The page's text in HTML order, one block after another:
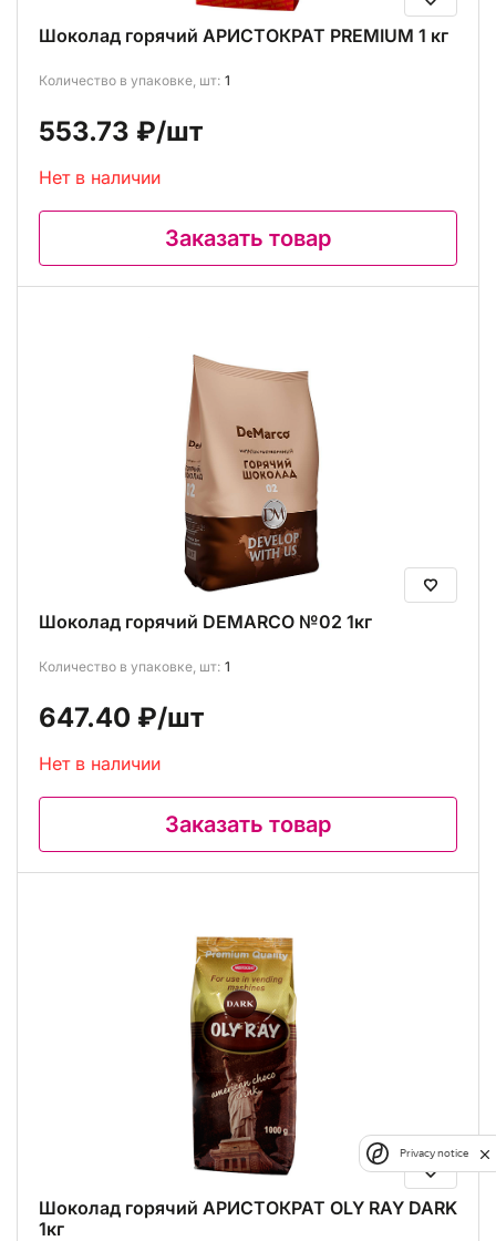
Шоколад горячий АРИСТОКРАТ PREMIUM 1 кг
Количество в упаковке, шт: 1
553.73 ₽/шт
Нет в наличии
Заказать товар
Шоколад горячий DEMARCO №02 1кг
Количество в упаковке, шт: 1
647.40 ₽/шт
Нет в наличии
Заказать товар
Шоколад горячий АРИСТОКРАТ OLY RAY DARK
1кг
Privacy notice